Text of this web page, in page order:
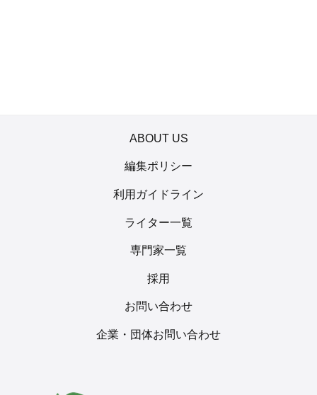
ABOUT US
編集ポリシー
利用ガイドライン
ライター一覧
専門家一覧
採用
お問い合わせ
企業・団体お問い合わせ